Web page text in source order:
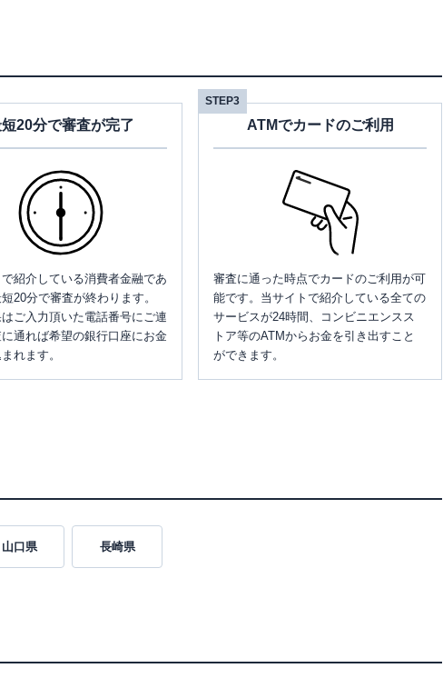
20分で審査が完了
紹介している消費者金融であ
20分で審査が終わります。
ご入力頂いた電話番号にご連
通れば希望の銀行口座にお金
れます。
STEP3
ATMでカードのご利用
審査に通った時点でカードのご利用が可
能です。当サイトで紹介している全ての
サービスが24時間、コンビニエンスス
トア等のATMからお金を引き出すこと
ができます。
山口県 長崎県